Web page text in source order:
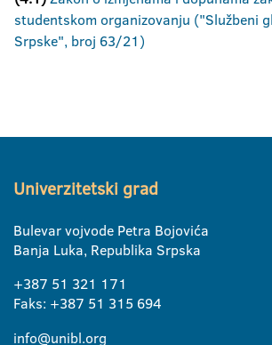
studentskom organizovanju ("Službeni
Srpske", broj 63/21)
Univerzitetski grad
Bulevar vojvode Petra Bojovića
Banja Luka, Republika Srpska
+387 51 321 171
Faks: +387 51 315 694
info@unibl.org